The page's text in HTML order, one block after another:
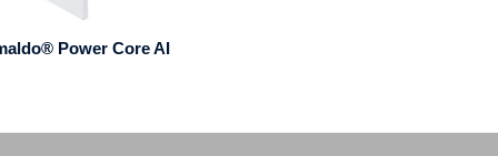
Power Core AI